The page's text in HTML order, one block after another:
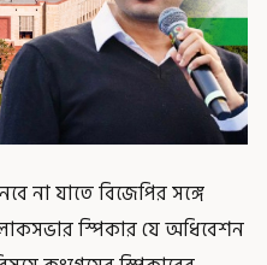
না যাতে বিজেপির সঙ্গে
স্পিকার যে অধিবেশন